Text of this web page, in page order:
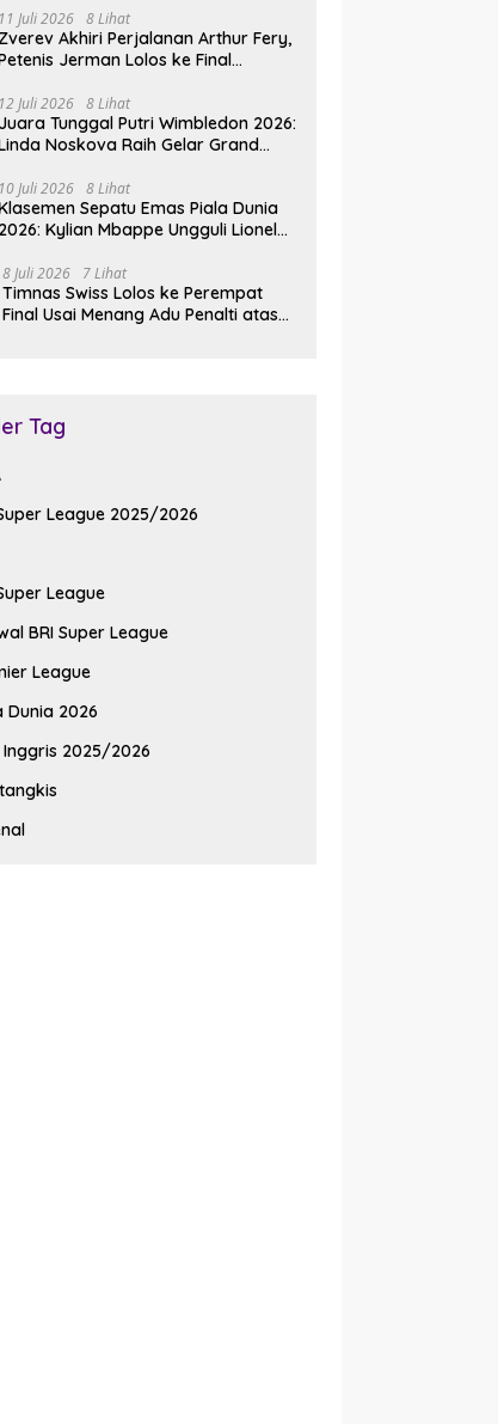
11 Juli 2026 8 Lihat
Akhiri Perjalanan Arthur Fery,
Jerman Lolos ke Final
12 Juli 2026 8 Lihat
Juara Tunggal Putri Wimbledon 2026:
Noskova Raih Gelar Grand
10 Juli 2026 8 Lihat
Sepatu Emas Piala Dunia
2026: Kylian Mbappe Ungguli Lionel
8 Juli 2026 7 Lihat
Timnas Swiss Lolos ke Perempat
Final Usai Menang Adu Penalti atas
Tag
League 2025/2026
League
BRI Super League
League
Dunia 2026
Inggris 2025/2026